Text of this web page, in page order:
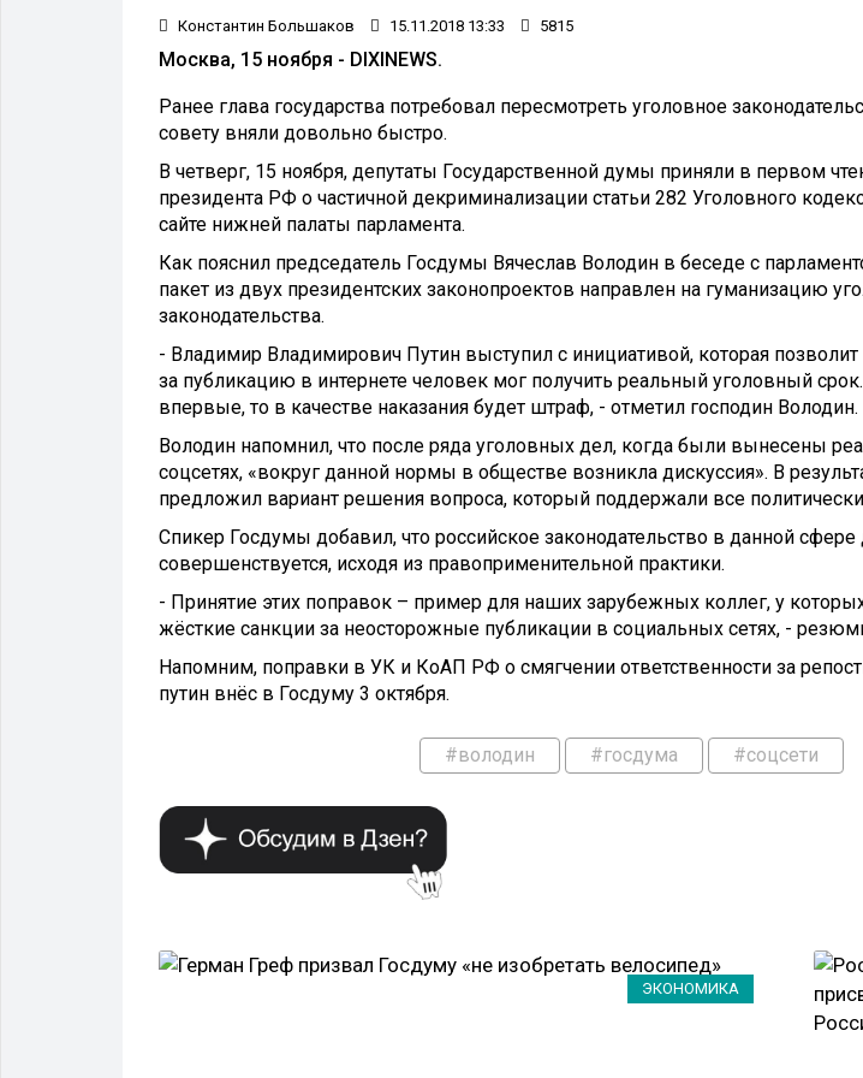
Константин Большаков 15.11.2018 13:33 5815
Москва, 15 ноября - DIXINEWS.
Ранее глава государства потребовал пересмотреть уголовное
совету вняли довольно быстро.
В четверг, 15 ноября, депутаты Государственной думы приняли в первом
президента РФ о частичной декриминализации статьи 282 Уголовного
сайте нижней палаты парламента.
Как пояснил председатель Госдумы Вячеслав Володин в беседе с
пакет из двух президентских законопроектов направлен на гуманизацию
законодательства.
- Владимир Владимирович Путин выступил с инициативой, которая позволит
за публикацию в интернете человек мог получить реальный уголовный
впервые, то в качестве наказания будет штраф, - отметил господин Володин.
Володин напомнил, что после ряда уголовных дел, когда были вынесены
соцсетях, «вокруг данной нормы в обществе возникла дискуссия». В
предложил вариант решения вопроса, который поддержали все
Спикер Госдумы добавил, что российское законодательство в данной сфере
совершенствуется, исходя из правоприменительной практики.
- Принятие этих поправок – пример для наших зарубежных коллег, у
жёсткие санкции за неосторожные публикации в социальных сетях, -
Напомним, поправки в УК и КоАП РФ о смягчении ответственности за
путин внёс в Госдуму 3 октября.
#володин #госдума #соцсети
ЭКОНОМИКА